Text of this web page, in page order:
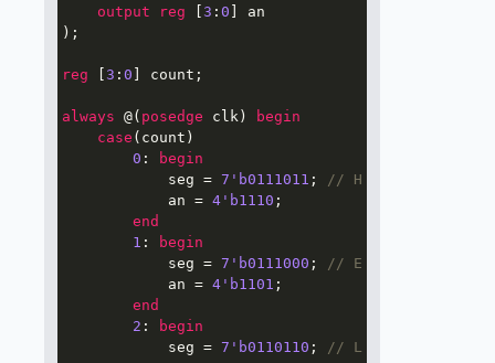
output
reg 3 : 0 ] an
);
reg 3 : 0 ] count;
always @( posedge clk)
begin
case (count)
0 :
begin
            seg =
7'b0111011 ;
// H
            an =
4'b1110 ;
end
1 :
begin
            seg =
7'b0111000 ;
// E
            an =
4'b1101 ;
end
2 :
begin
            seg =
7'b0110110 ;
// L